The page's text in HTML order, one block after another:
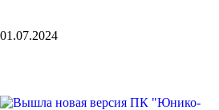
01.07.2024